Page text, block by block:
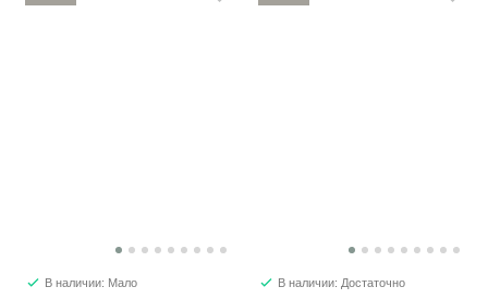
В наличии: Мало В наличии: Достаточно